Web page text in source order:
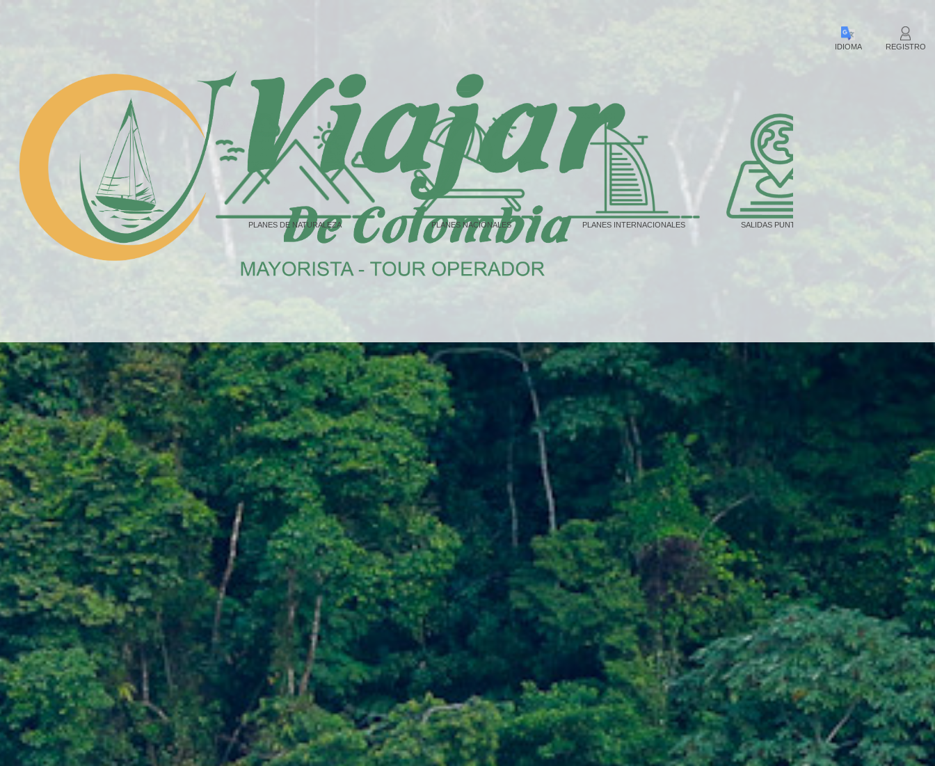
PLANES DE NATURALEZA PLANES NACIONALES PLANES INTERNACIONALES SALIDAS PUNTUALES
IDIOMA REGISTRO